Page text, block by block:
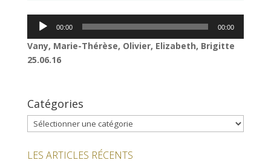
Lecteur
00:00 00:00
Vany, Marie-Thérèse, Olivier, Elizabeth, Brigitte
25.06.16
Catégories
Catégories
LES ARTICLES RÉCENTS